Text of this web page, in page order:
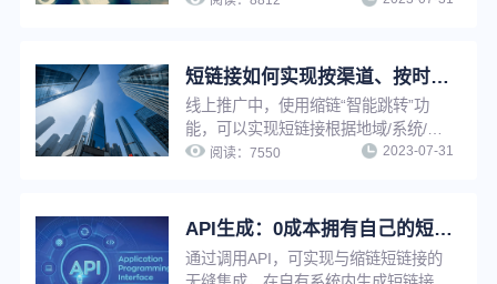
信任度，强化企业品牌知名度与影响
力。
短链接如何实现按渠道、按时间智能跳转？简单三步，搞定精准营销
线上推广中，使用缩链“智能跳转”功
能，可以实现短链接根据地域/系统/访
问环境/时间/比例等条件进行判断，打
性，优化推广效果。
阅读：7550 2023-07-31
API生成：0成本拥有自己的短链工具，批量生成更高效！
通过调用API，可实现与缩链短链接的